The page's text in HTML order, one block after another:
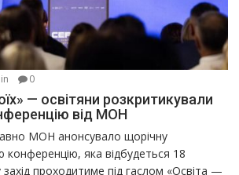
0
— освітяни розкритикували
від МОН
МОН анонсувало щорічну
конференцію, яка відбудеться 18
проходитиме під гаслом «Освіта —